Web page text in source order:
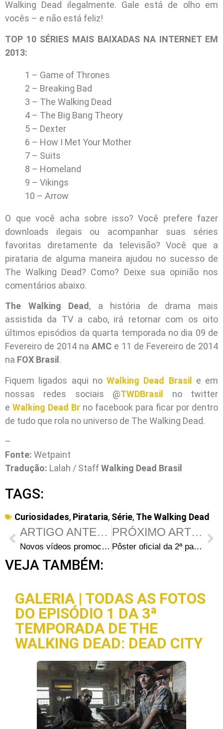
Walking Dead ilegalmente. Gale está de olho em
vocês – e não está feliz!
TOP 10 SÉRIES MAIS BAIXADAS NA INTERNET EM
2013:
1 – Game of Thrones
2 – Breaking Bad
3 – The Walking Dead
4 – The Big Bang Theory
5 – Dexter
6 – How I Met Your Mother
7 – Suits
8 – Homeland
9 – Vikings
10 – Arrow
O que você acha sobre isso? Você prefere fazer
downloads ilegais ou acompanhar suas séries
favoritas diretamente da televisão? Você que a
pirataria de alguma maneira ajudou no sucesso de
The Walking Dead? Como? Deixe sua opinião nos
comentários abaixo.
The Walking Dead , a história de drama mais
assistida da TV a cabo, irá retornar com os oito
últimos episódios da quarta temporada no dia 09 de
Fevereiro de 2014 na AMC e 11 de Fevereiro de 2014
na FOX Brasil .
Fiquem ligados aqui no Walking Dead Brasil e em
nossas redes sociais @TWDBrasil no twitter
e Walking Dead Br no facebook para ficar por dentro
de tudo que rola no universo de The Walking Dead.
–
Fonte: Wetpaint
Tradução: Lalah / StaffWalking Dead Brasil
TAGS:
Curiosidades, Pirataria, Série, The Walking Dead
ARTIGO ANTERIOR
Novos vídeos promocionais da 2ª parte da 4ª temporada de The Walking Dead
PRÓXIMO ARTIGO
Pôster oficial da 2ª parte da 4ª temporada de The Walking Dead: “Não olhe para trás”
VEJA TAMBÉM:
GALERIA | TODAS AS FOTOS
DO EPISÓDIO 1 DA 3ª
TEMPORADA DE THE
WALKING DEAD: DEAD CITY